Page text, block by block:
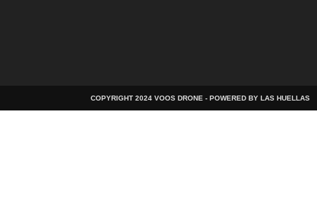
COPYRIGHT 2024 VOOS DRONE - POWERED BY LAS HUELLAS